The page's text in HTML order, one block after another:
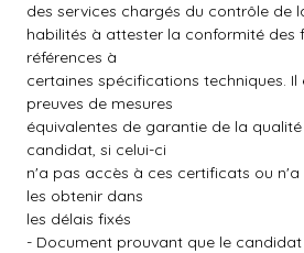
des services chargés du contrôle de
habilités à attester la conformité des
références à
certaines spécifications techniques.
preuves de mesures
équivalentes de garantie de la
candidat, si celui-ci
n'a pas accès à ces certificats ou
les obtenir dans
les délais fixés
- Document prouvant que le